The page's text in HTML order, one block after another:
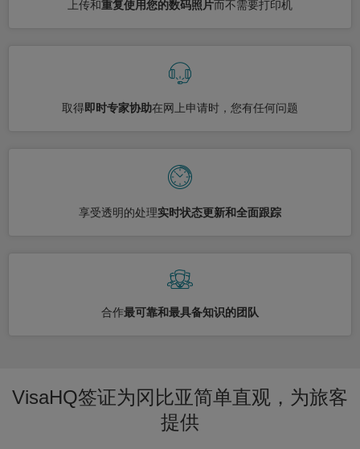
上传和重复使用您的数码照片而不需要打印机
取得即时专家协助在网上申请时，您有任何问题
享受透明的处理实时状态更新和全面跟踪
合作最可靠和最具备知识的团队
VisaHQ签证为冈比亚简单直观，为旅客
提供